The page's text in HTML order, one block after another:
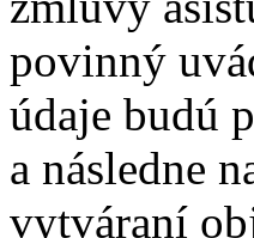
povinný
údaje budú
a následne
vytváraní